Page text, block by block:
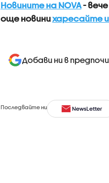
Новините на NOVA- вече
още новинихаресайте
Добави ни в
Последвайте ни NewsLetter